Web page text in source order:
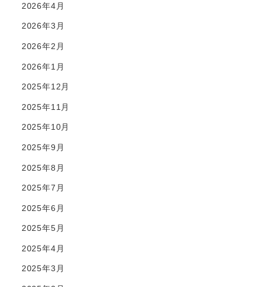
2026年4月
2026年3月
2026年2月
2026年1月
2025年12月
2025年11月
2025年10月
2025年9月
2025年8月
2025年7月
2025年6月
2025年5月
2025年4月
2025年3月